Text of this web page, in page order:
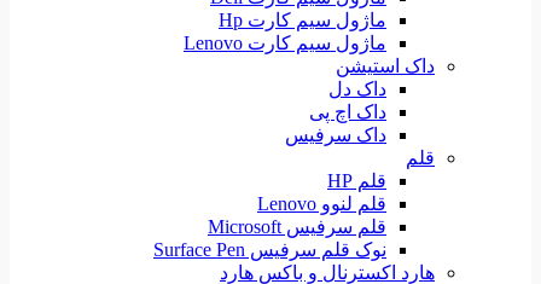
ماژول سیم کارت Hp
ماژول سیم کارت Lenovo
داک استیشن
داک دل
داک اچ پی
داک سرفیس
قلم
قلم HP
قلم لنوو Lenovo
قلم سرفیس Microsoft
نوک قلم سرفیس Surface Pen
هارد اکسترنال و باکس هارد